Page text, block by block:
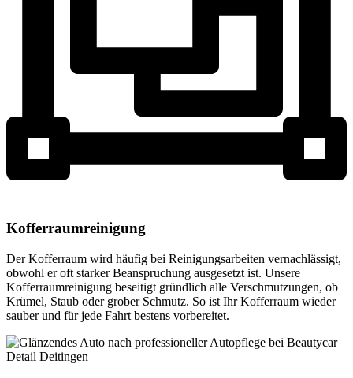
Kofferraumreinigung
Der Kofferraum wird häufig bei Reinigungsarbeiten vernachlässigt,
obwohl er oft starker Beanspruchung ausgesetzt ist. Unsere
Kofferraumreinigung beseitigt gründlich alle Verschmutzungen, ob
Krümel, Staub oder grober Schmutz. So ist Ihr Kofferraum wieder
sauber und für jede Fahrt bestens vorbereitet.